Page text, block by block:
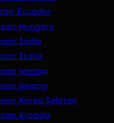
Ecuador
Hungary
India
Italia
Jerman
Jepang
Korea Selatan
Kroasia